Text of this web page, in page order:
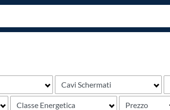
Cavi Schermati
Classe Energetica Prezzo